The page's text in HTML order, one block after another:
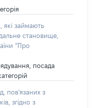
які займають
становище,
“Про
посада
пов'язаних з
згідно з